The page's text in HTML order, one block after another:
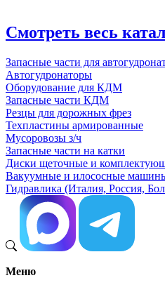
Смотреть весь
Запасные части для
Автогудронаторы
Оборудование для КДМ
Запасные части КДМ
Резцы для дорожных фрез
Техпластины армированные
Мусоровозы з/ч
Запасные части на катки
Диски щеточные и
Вакуумные и илососные
Гидравлика (Италия, Россия,
Меню